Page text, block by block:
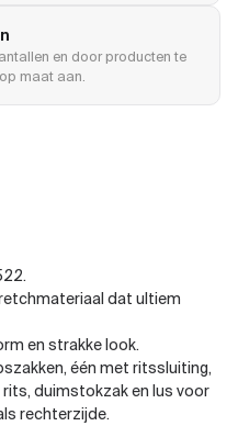
en door producten te
maat aan.
dat ultiem
en strakke look.
één met ritssluiting,
duimstokzak en lus voor
rechterzijde.